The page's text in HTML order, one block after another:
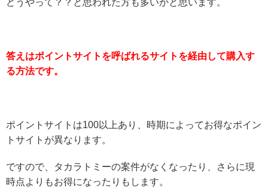
どうやって？？と思われた方も多いかと思います。
答えはポイントサイトを呼ばれるサイトを経由して購入す
る方法です。
ポイントサイトは100以上あり、時期によってお得なポイン
トサイトが異なります。
ですので、タカラトミーの案件がなくなったり、さらに現
時点よりもお得になったりもします。